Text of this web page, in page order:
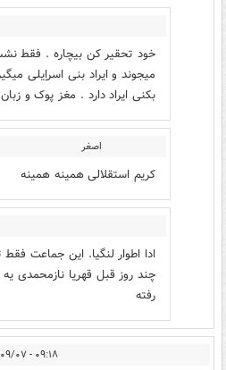
خود تحقیر کن بیچاره . فقط
میجوند و ایراد بنی اسراِیلی
بکنی ایراد دارد . مغز پوک و
اصغر
کریم استقلالی همینه همینه
ادا اطوار لنگیا. این جماعت فقط
چند روز قبل قهریا نازمحمدی
رفته
۰۹:۱۸ - ۱۴۰۲/۰۹/۰۷